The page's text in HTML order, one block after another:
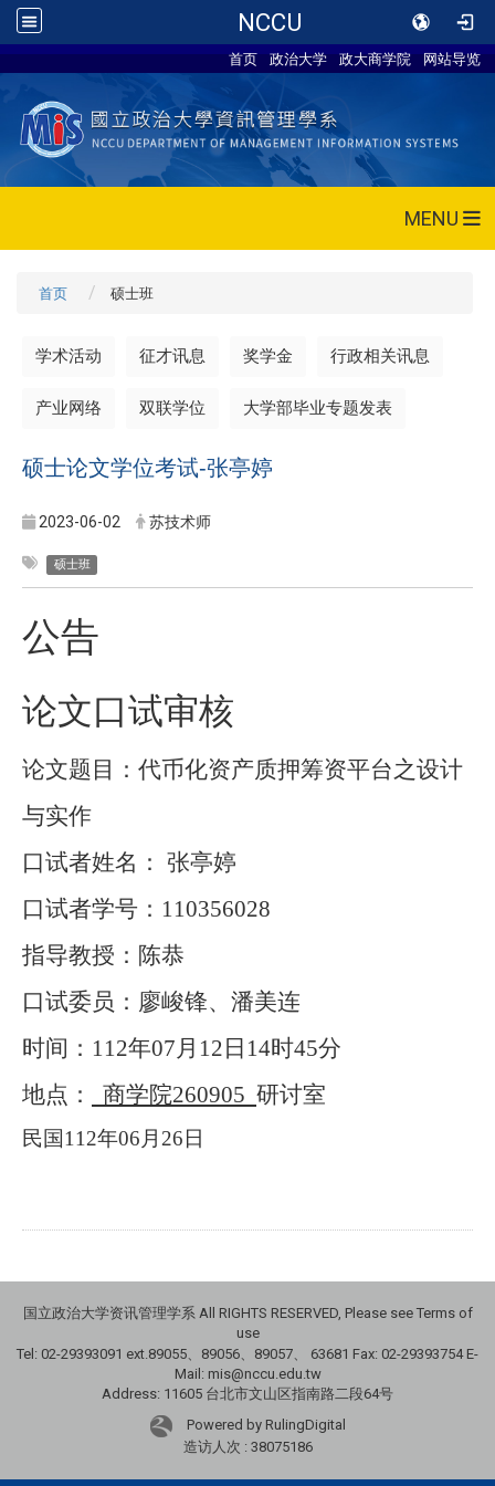
NCCU
首页 政治大学 政大商学院 网站导览
MENU
首页 硕士班
学术活动 征才讯息 奖学金 行政相关讯息
产业网络 双联学位 大学部毕业专题发表
硕士论文学位考试-张亭婷
2023-06-02 苏技术师
硕士班
公告
论文口试审核
论文题目： 代币化资产质押筹资平台之设计
与实作
口试者姓名： 张亭婷
口试者学号：110356028
指导教授： 陈恭
口试委员： 廖峻锋、潘美连
时间： 112年07月12日14时45分
地点：
商学院260905 研讨室
民国112年06月26日
国立政治大学资讯管理学系 All RIGHTS RESERVED, Please see Terms of
use
Tel: 02-29393091 ext.89055、89056、89057、
63681 Fax: 02-29393754 E-
Mail: mis@nccu.edu.tw
Address: 11605 台北市文山区指南路二段64号
Powered by RulingDigital
造访人次 : 38075186